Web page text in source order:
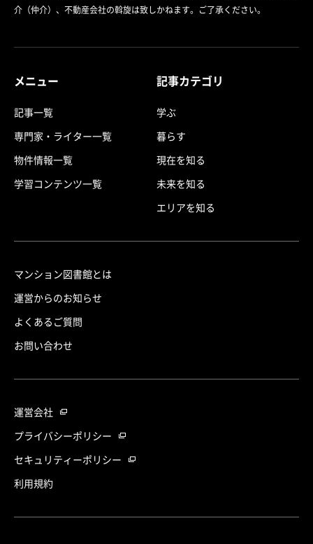
介（仲介）、不動産会社の斡旋は致しかねます。ご了承ください。
メニュー
記事一覧
専門家・ライター一覧
物件情報一覧
学習コンテンツ一覧
記事カテゴリ
学ぶ
暮らす
現在を知る
未来を知る
エリアを知る
マンション図書館とは
運営からのお知らせ
よくあるご質問
お問い合わせ
運営会社
プライバシーポリシー
セキュリティーポリシー
利用規約